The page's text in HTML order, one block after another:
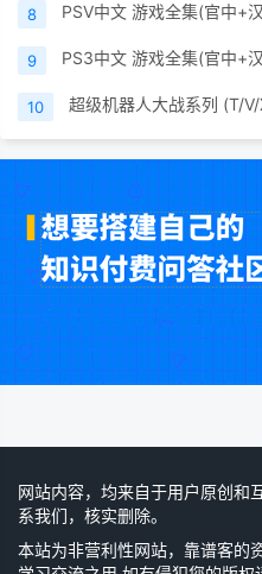
8 PSV中文 游戏全集(官中+
9 PS3中文 游戏全集(官中+
10 超级机器人大战系列 (T/
网站内容，均来自于用户原创和
系我们，核实删除。
本站为非营利性网站，靠谱客的